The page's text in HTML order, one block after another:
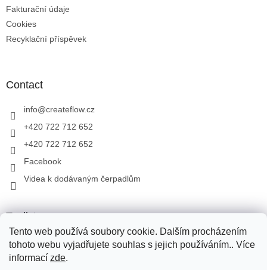
Tento web používá soubory cookie. Dalším procházením
tohoto webu vyjadřujete souhlas s jejich používáním.. Více
informací zde.
Fakturační údaje
Cookies
Recyklační příspěvek
Contact
info@createflow.cz
+420 722 712 652
+420 722 712 652
Facebook
Videa k dodávaným čerpadlům
Toplist